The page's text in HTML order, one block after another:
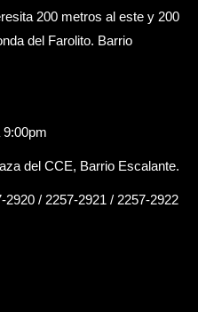
200 metros al este y 200
del Farolito. Barrio
9:00pm
del CCE, Barrio Escalante.
2920 / 2257-2921 / 2257-2922